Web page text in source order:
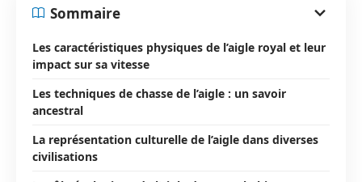
Sommaire
Les caractéristiques physiques de l’aigle royal et leur
impact sur sa vitesse
Les techniques de chasse de l’aigle : un savoir
ancestral
La représentation culturelle de l’aigle dans diverses
civilisations